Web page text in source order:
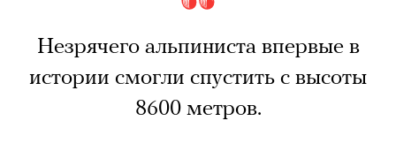
Незрячего альпиниста впервые в
истории смогли спустить с высоты
8600 метров.